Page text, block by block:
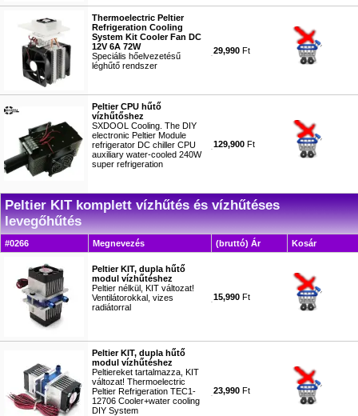
Thermoelectric Peltier
Refrigeration Cooling
System Kit Cooler Fan DC
12V 6A 72W
Speciális hőelvezetésű
léghűtő rendszer
29,990 Ft
Peltier CPU hűtő
vízhűtőshez
SXDOOL Cooling. The DIY
electronic Peltier Module
refrigerator DC chiller CPU
auxiliary water-cooled 240W
super refrigeration
129,900 Ft
Peltier KIT komplett vízhűtés és vízhűtéses
levegőhűtés
#0266 Megnevezés (bruttó) Ár Kosár
Peltier KIT, dupla hűtő
modul vízhűtéshez
Peltier nélkül, KIT változat!
Ventilátorokkal, vizes
radiátorral
15,990 Ft
Peltier KIT, dupla hűtő
modul vízhűtéshez
Peltiereket tartalmazza, KIT
változat! Thermoelectric
Peltier Refrigeration TEC1-
12706 Cooler+water cooling
DIY System
23,990 Ft